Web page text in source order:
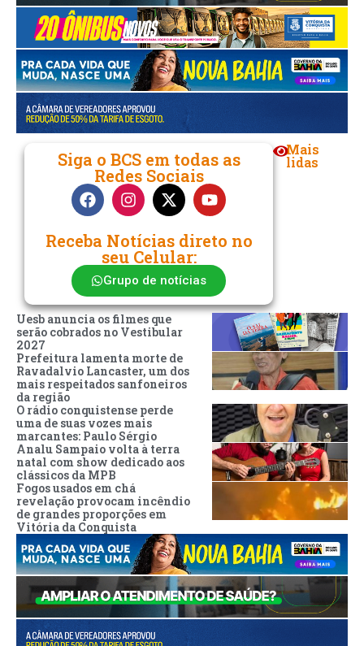
Siga o BCS em todas as
Redes Sociais
Receba Notícias direto no
seu Celular:
Grupo de notícias
Mais
lidas
Uesb anuncia os filmes que
serão cobrados no Vestibular
2027
Prefeitura lamenta morte de
Ravadalvio Lancaster, um dos
mais respeitados sanfoneiros
da região
O rádio conquistense perde
uma de suas vozes mais
marcantes: Paulo Sérgio
Analu Sampaio volta à terra
natal com show dedicado aos
clássicos da MPB
Fogos usados em chá
revelação provocam incêndio
de grandes proporções em
Vitória da Conquista